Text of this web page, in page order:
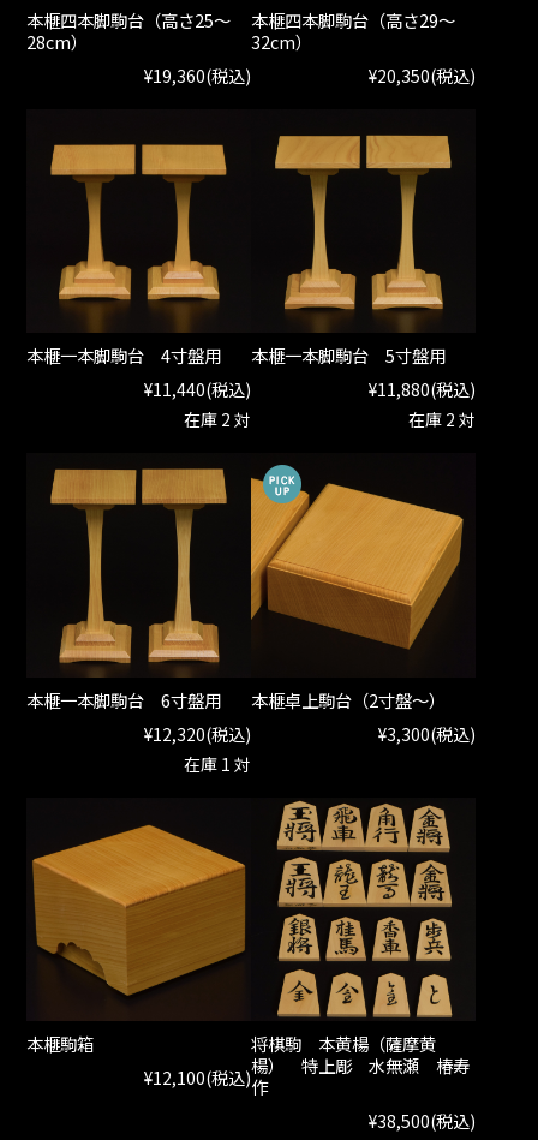
本榧四本脚駒台（高さ25～
28cm）
¥19,360(税込)
本榧四本脚駒台（高さ29～
32cm）
¥20,350(税込)
本榧一本脚駒台 4寸盤用
¥11,440(税込)
在庫 2 対
本榧一本脚駒台 5寸盤用
¥11,880(税込)
在庫 2 対
本榧一本脚駒台 6寸盤用
¥12,320(税込)
在庫 1 対
本榧卓上駒台（2寸盤～）
¥3,300(税込)
本榧駒箱
¥12,100(税込)
将棋駒 本黄楊（薩摩黄
楊） 特上彫 水無瀬 椿寿
作
¥38,500(税込)